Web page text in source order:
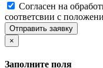
Cогласен на
соответсвии с
Отправить заявку
×
Заполните поля